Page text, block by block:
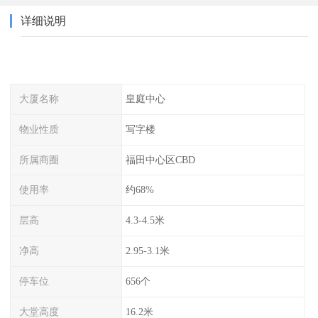
详细说明
大厦名称 皇庭中心
物业性质 写字楼
所属商圈 福田中心区CBD
使用率 约68%
层高 4.3-4.5米
净高 2.95-3.1米
停车位 656个
大堂高度 16.2米